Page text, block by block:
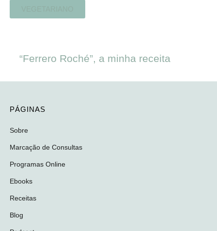
“Ferrero Roché”, a minha receita
PÁGINAS
Sobre
Marcação de Consultas
Programas Online
Ebooks
Receitas
Blog